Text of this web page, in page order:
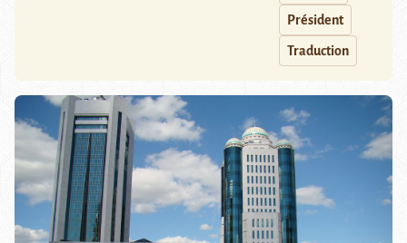
Président
Traduction